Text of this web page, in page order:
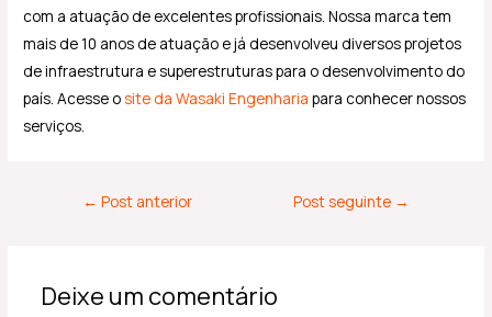
com a atuação de excelentes profissionais. Nossa marca tem
mais de 10 anos de atuação e já desenvolveu diversos projetos
de infraestrutura e superestruturas para o desenvolvimento do
país. Acesse o site daWasaki Engenharia para conhecer nossos
serviços.
← Post anterior Post seguinte →
Deixe um comentário